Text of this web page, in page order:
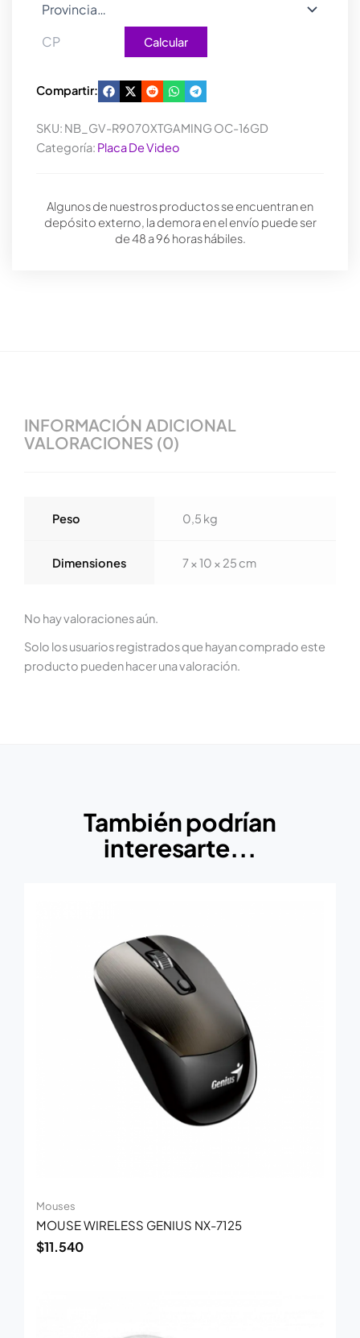
OC
cantidad
Calcular
Compartir:
SKU: NB_GV-R9070XTGAMING OC-16GD
Categoría: Placa De Video
Algunos de nuestros productos se encuentran en
depósito externo, la demora en el envío puede ser
de 48 a 96 horas hábiles.
INFORMACIÓN ADICIONAL
VALORACIONES (0)
Peso 0,5 kg
Dimensiones 7 × 10 × 25 cm
No hay valoraciones aún.
Solo los usuarios registrados que hayan comprado este
producto pueden hacer una valoración.
También podrían
interesarte...
Mouses
MOUSE WIRELESS GENIUS NX-7125
$11.540